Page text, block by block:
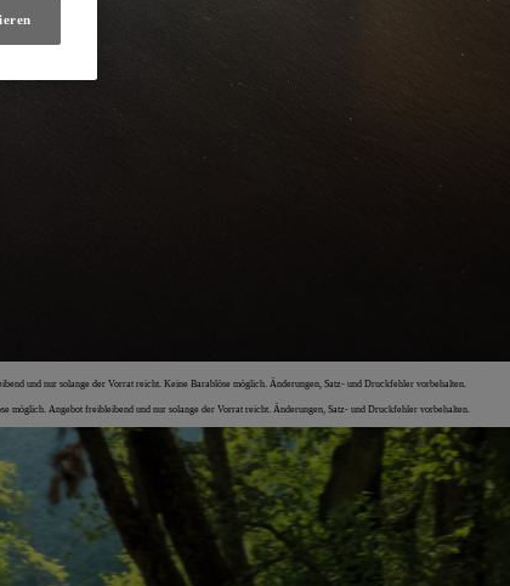
und nur solange der Vorrat reicht. Keine Barablöse möglich. Änderungen, Satz- und Druckfehler vorbehalten.
möglich. Angebot freibleibend und nur solange der Vorrat reicht. Änderungen, Satz- und Druckfehler vorbehalten.